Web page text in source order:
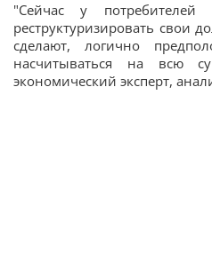
"Сейчас у потребителей
реструктуризировать свои
сделают, логично
насчитываться на всю
экономический эксперт,